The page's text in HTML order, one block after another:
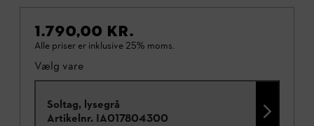
1.790,00 KR.
Alle priser er inklusive 25% moms.
Vælg vare
Soltag, lysegrå
Artikelnr. IA017804300